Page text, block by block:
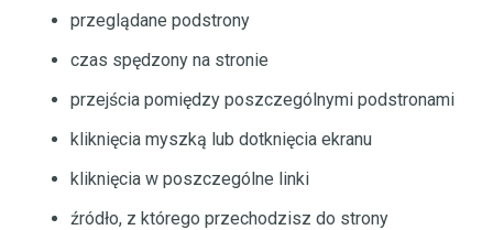
przeglądane podstrony
czas spędzony na stronie
przejścia pomiędzy poszczególnymi podstronami
kliknięcia myszką lub dotknięcia ekranu
kliknięcia w poszczególne linki
źródło, z którego przechodzisz do strony